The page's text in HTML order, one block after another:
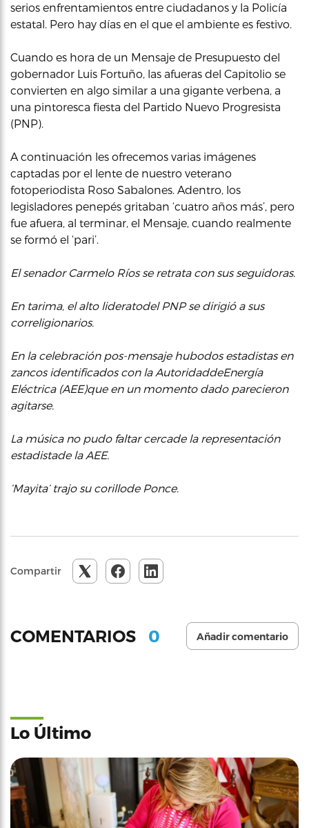
serios enfrentamientos entre ciudadanos y la Policía
estatal. Pero hay días en el que el ambiente es festivo.
Cuando es hora de un Mensaje de Presupuesto del
gobernador Luis Fortuño, las afueras del Capitolio se
convierten en algo similar a una gigante verbena, a
una pintoresca fiesta del Partido Nuevo Progresista
(PNP).
A continuación les ofrecemos varias imágenes
captadas por el lente de nuestro veterano
fotoperiodista Roso Sabalones. Adentro, los
legisladores penepés gritaban ‘cuatro años más’, pero
fue afuera, al terminar, el Mensaje, cuando realmente
se formó el ‘pari’.
El senador Carmelo Ríos se retrata con sus seguidoras.
En tarima, el alto lideratodel PNP se dirigió a sus
correligionarios.
En la celebración pos-mensaje hubodos estadistas en
zancos identificados con la AutoridaddeEnergía
Eléctrica (AEE)que en un momento dado parecieron
agitarse.
La música no pudo faltar cercade la representación
estadistade la AEE.
‘Mayita’ trajo su corillode Ponce.
Compartir
COMENTARIOS 0 Añadir comentario
Lo Último